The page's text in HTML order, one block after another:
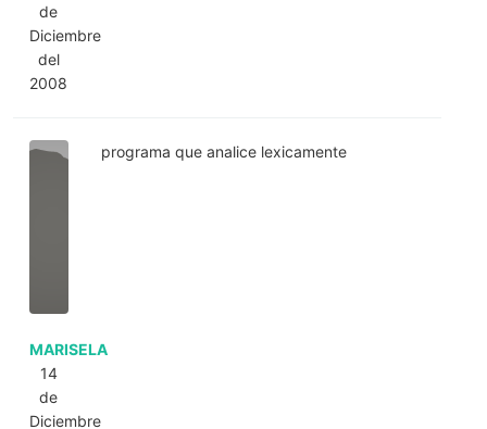
de
Diciembre
del
2008
MARISELA
14
de
Diciembre
programa que analice lexicamente